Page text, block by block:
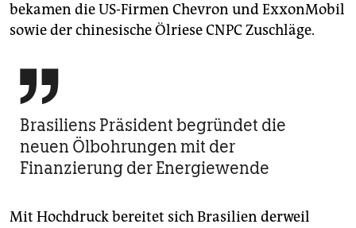
bekamen die US-Firmen Chevron und ExxonMobil
sowie der chinesische Ölriese CNPC Zuschläge.

Brasiliens Präsident begründet die
neuen Ölbohrungen mit der
Finanzierung der Energiewende
Mit Hochdruck bereitet sich Brasilien derweil